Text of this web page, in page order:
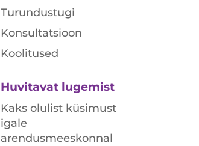
Turundustugi
Konsultatsioon
Koolitused
Huvitavat lugemist
Kaks olulist küsimust
igale
arendusmeeskonnal